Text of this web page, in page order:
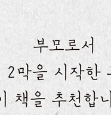
궁경부가 열리다 │ 분만
이후 : 보호자로서 할 일